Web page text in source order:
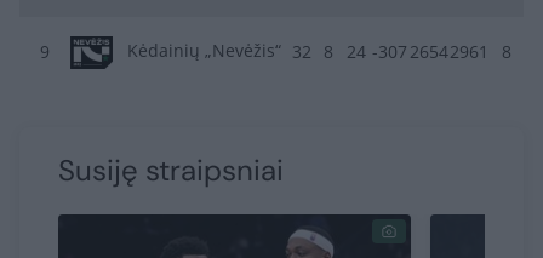
9 Kėdainių „Nevėžis“ 32 8 24 -307 26542961 8
Susiję straipsniai